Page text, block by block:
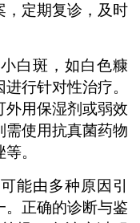
，定期复诊，及时
白斑，如白色糠
行针对性治疗。
外用保湿剂或弱效
需使用抗真菌药物
。
能由多种原因引
。正确的诊断与鉴